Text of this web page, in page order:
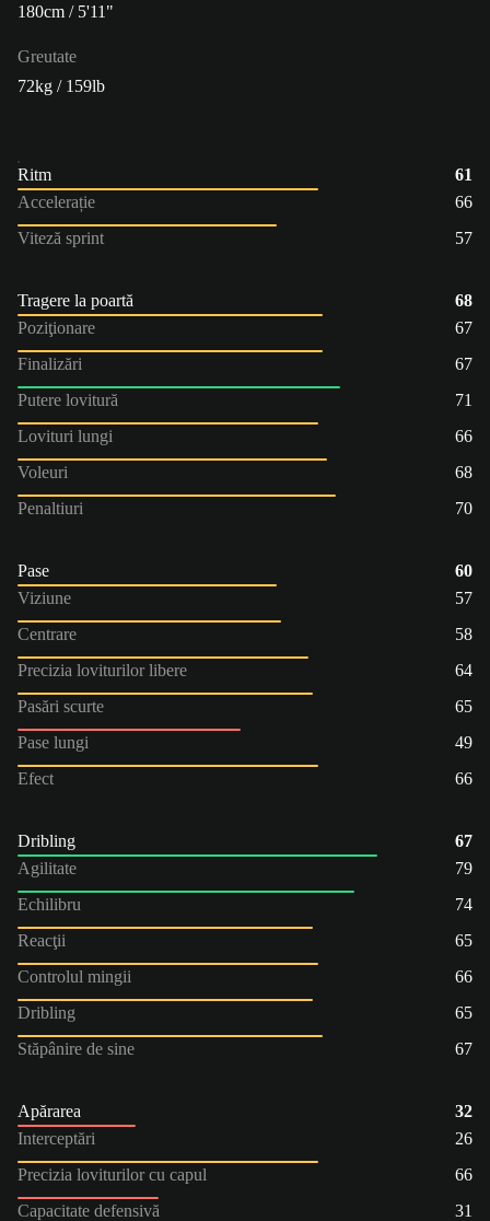
180cm / 5'11"
Greutate
72kg / 159lb
Ritm
61
Accelerație
66
Viteză sprint
57
Tragere la poartă
68
Poziţionare
67
Finalizări
67
Putere lovitură
71
Lovituri lungi
66
Voleuri
68
Penaltiuri
70
Pase
60
Viziune
57
Centrare
58
Precizia loviturilor libere
64
Pasări scurte
65
Pase lungi
49
Efect
66
Dribling
67
Agilitate
79
Echilibru
74
Reacţii
65
Controlul mingii
66
Dribling
65
Stăpânire de sine
67
Apărarea
32
Interceptări
26
Precizia loviturilor cu capul
66
Capacitate defensivă
31